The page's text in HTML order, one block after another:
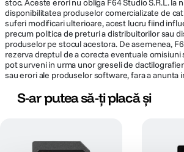
stoc. Aceste erori nu obliga F64 Studio S.R.L. la
disponibilitatea produselor comercializate de
suferi modificari ulterioare, acest lucru fiind
precum politica de preturi a distribuitorilor sau
produselor pe stocul acestora. De asemenea,
rezerva dreptul de a corecta eventuale omisiuni
pot surveni in urma unor greseli de
sau erori ale produselor software, fara a anunta
S-ar putea să-ți placă și